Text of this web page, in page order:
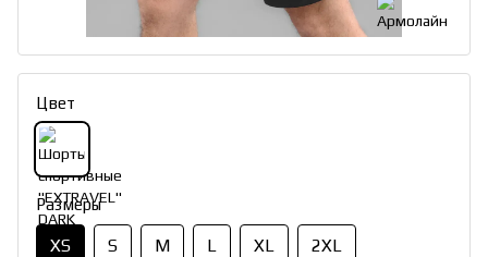
Цвет
Размеры
XS S M L XL 2XL